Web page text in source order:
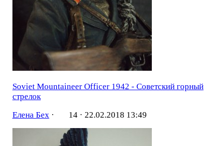
Soviet Mountaineer Officer 1942 - Советский горный
стрелок
Елена Бех · 14 · 22.02.2018 13:49